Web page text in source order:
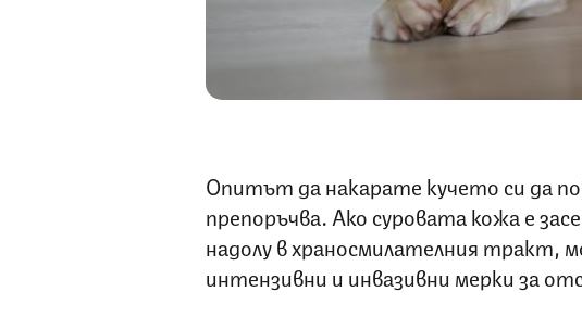
Опитът да накарате кучето си да
препоръчва. Ако суровата кожа е
надолу в храносмилателния тракт,
интензивни и инвазивни мерки за